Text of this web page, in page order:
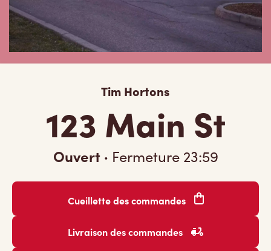
Tim Hortons
123 Main St
Ouvert · Fermeture 23:59
Cueillette des commandes
Livraison des commandes